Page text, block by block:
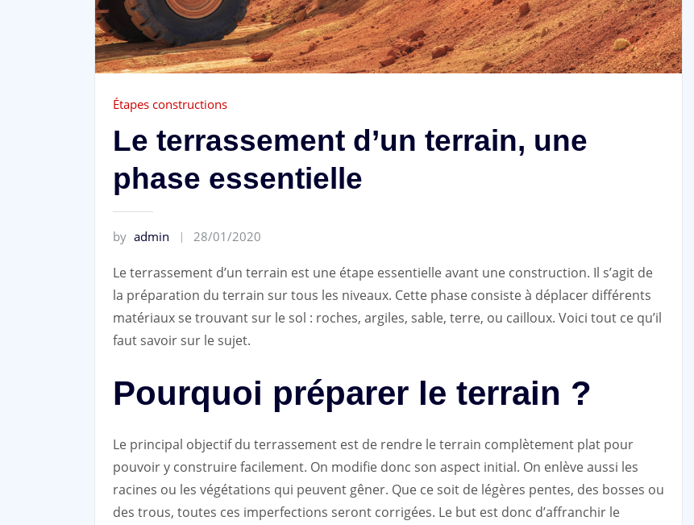
Étapes constructions
Le terrassement d’un terrain, une
phase essentielle
by admin 28/01/2020
Le terrassement d’un terrain est une étape essentielle avant une construction. Il s’agit de
la préparation du terrain sur tous les niveaux. Cette phase consiste à déplacer différents
matériaux se trouvant sur le sol : roches, argiles, sable, terre, ou cailloux. Voici tout ce qu’il
faut savoir sur le sujet.
Pourquoi préparer le terrain ?
Le principal objectif du terrassement est de rendre le terrain complètement plat pour
pouvoir y construire facilement. On modifie donc son aspect initial. On enlève aussi les
racines ou les végétations qui peuvent gêner. Que ce soit de légères pentes, des bosses ou
des trous, toutes ces imperfections seront corrigées. Le but est donc d’affranchir le